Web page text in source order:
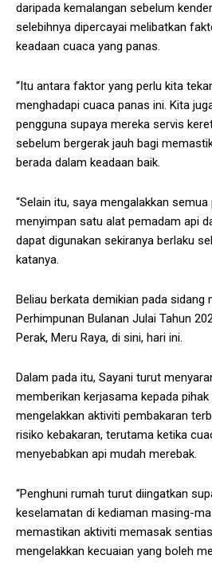
daripada kemalangan sebelum
selebihnya dipercayai melibatkan
keadaan cuaca yang panas.
“Itu antara faktor yang perlu kita
menghadapi cuaca panas ini. Kita
pengguna supaya mereka servis
sebelum bergerak jauh bagi
berada dalam keadaan baik.
“Selain itu, saya mengalakkan
menyimpan satu alat pemadam api
dapat digunakan sekiranya berlaku
katanya.
Beliau berkata demikian pada sidang
Perhimpunan Bulanan Julai Tahun
Perak, Meru Raya, di sini, hari ini.
Dalam pada itu, Sayani turut
memberikan kerjasama kepada
mengelakkan aktiviti pembakaran
risiko kebakaran, terutama ketika
menyebabkan api mudah merebak.
“Penghuni rumah turut diingatkan
keselamatan di kediaman masing-
memastikan aktiviti memasak
mengelakkan kecuaian yang boleh